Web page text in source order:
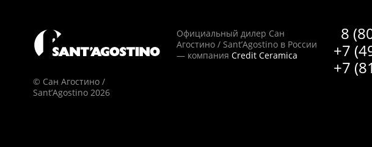
© Сан Агостино /
Sant’Agostino 2026
8
+7
+7
Официальный дилер Сан
Агостино / Sant’Agostino в России
— компания Credit Ceramica